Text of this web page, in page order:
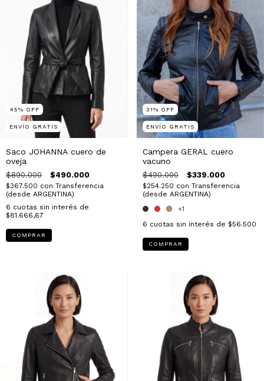
45% OFF
ENVÍO GRATIS
Saco JOHANNA cuero de
oveja
$890.000 $490.000
$367.500 con Transferencia
(desde ARGENTINA)
6 cuotas sin interés de
$81.666,67
COMPRAR
31% OFF
ENVÍO GRATIS
Campera GERAL cuero
vacuno
$490.000 $339.000
$254.250 con Transferencia
(desde ARGENTINA)
+1
6 cuotas sin interés de $56.500
COMPRAR